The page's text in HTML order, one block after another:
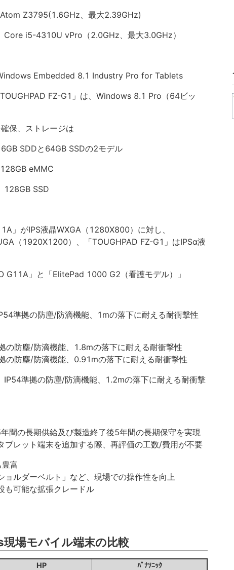
Z3795(1.6GHz、最大2.39GHz)
Core i5-4310U vPro（2.0GHz、最大3.0GHz）
Embedded 8.1 Industry Pro for Tablets
FZ-G1」は、Windows 8.1 Pro（64ビッ
保、ストレージは
SDDと64GB SSDの2モデル
eMMC
128GB SSD
」がIPS液晶WXGA（1280X800）に対し、
（1920X1200）、「TOUGHPAD FZ-G1」はIPSα液
G11A」と「ElitePad 1000 G2（看護モデル）」
準拠の防塵/防滴機能、1mの落下に耐える耐衝撃性
の防塵/防滴機能、1.8mの落下に耐える耐衝撃性
の防塵/防滴機能、0.91mの落下に耐える耐衝撃性
IP54準拠の防塵/防滴機能、1.2mの落下に耐える耐衝撃
間の長期供給及び製造終了後5年間の長期保守を実現
ブレット端末を追加する際、再評価の工数/費用が不要
富
ョルダーベルト」など、現場での操作性を向上
も可能な拡張クレードル
場モバイル端末の比較
HP
ﾊﾟﾅｿﾆｯｸ